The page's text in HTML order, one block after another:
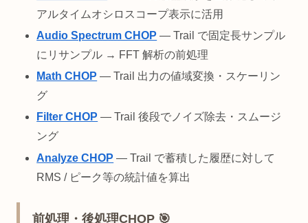
アルタイムオシロスコープ表示に活用
Audio Spectrum CHOP — Trail で固定長サンプル
にリサンプル → FFT 解析の前処理
Math CHOP — Trail 出力の値域変換・スケーリン
グ
Filter CHOP — Trail 後段でノイズ除去・スムージ
ング
Analyze CHOP — Trail で蓄積した履歴に対して
RMS / ピーク等の統計値を算出
前処理・後処理CHOP 🎯